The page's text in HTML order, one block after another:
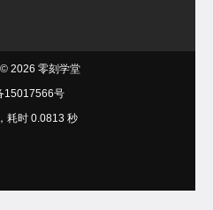
2026 零刻学堂
15017566号
耗时 0.0813 秒